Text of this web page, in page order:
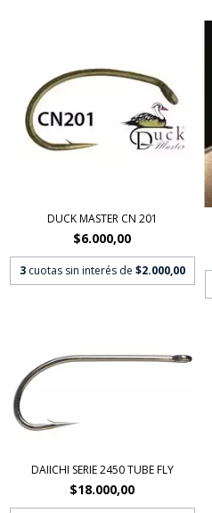
DUCK MASTER CN 201
$6.000,00
3 cuotas sin interés de $2.000,00
DAIICHI SERIE 2450 TUBE FLY
$18.000,00